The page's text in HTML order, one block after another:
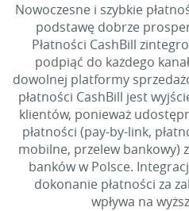
Nowoczesne i szybkie
podstawę dobrze
Płatności CashBill
podpiąć do każdego
dowolnej platformy
płatności CashBill jest
klientów, ponieważ
płatności (pay-by-link,
mobilne, przelew bankowy)
banków w Polsce.
dokonanie płatności za
wpływa na